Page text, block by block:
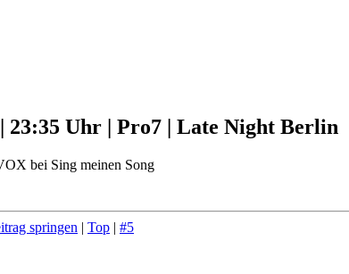
23:35 Uhr | Pro7 | Late Night Berlin
bei Sing meinen Song
| Top | #5